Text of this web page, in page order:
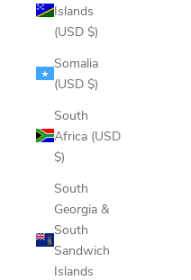
Islands
(USD $)
Somalia
(USD $)
South
Africa (USD
$)
South
Georgia &
South
Sandwich
Islands